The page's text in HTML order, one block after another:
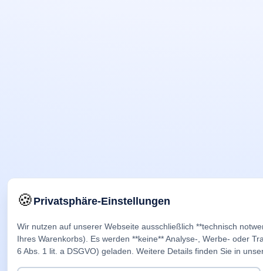
🍪Privatsphäre-Einstellungen
Wir nutzen auf unserer Webseite ausschließlich **technisch
Ihres Warenkorbs). Es werden **keine** Analyse-, Werbe- oder
6 Abs. 1 lit. a DSGVO) geladen. Weitere Details finden Sie in